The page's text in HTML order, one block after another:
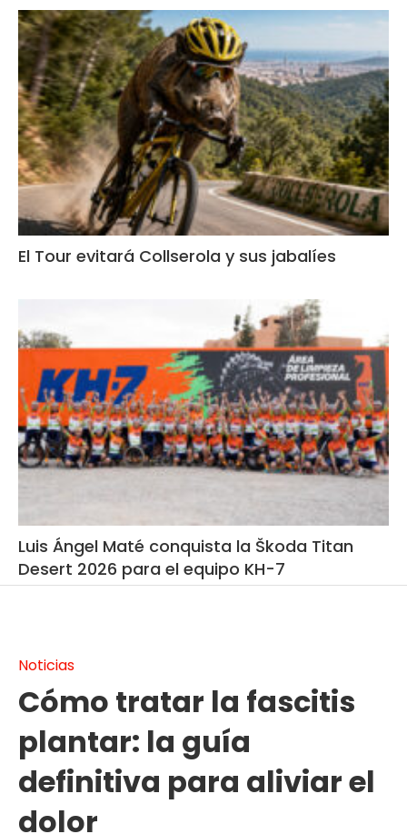
El Tour evitará Collserola y sus jabalíes
Luis Ángel Maté conquista la Škoda Titan
Desert 2026 para el equipo KH-7